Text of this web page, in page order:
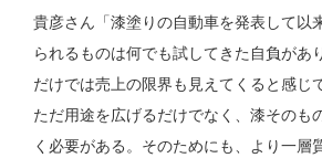
貴彦さん「漆塗りの自動車を発表して以
られるものは何でも試してきた自負があ
だけでは売上の限界も見えてくると感じ
ただ用途を広げるだけでなく、漆そのも
く必要がある。そのためにも、より一層